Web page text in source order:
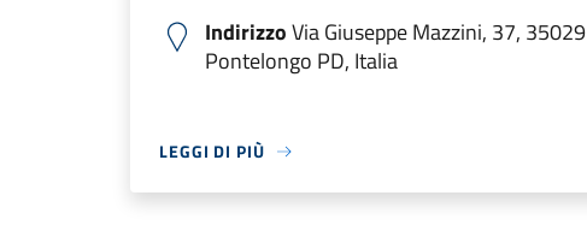
IndirizzoVia Giuseppe Mazzini, 37, 35029
Pontelongo PD, Italia
LEGGI DI PIÙ